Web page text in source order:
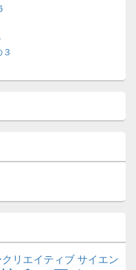
リエイティブサイエン